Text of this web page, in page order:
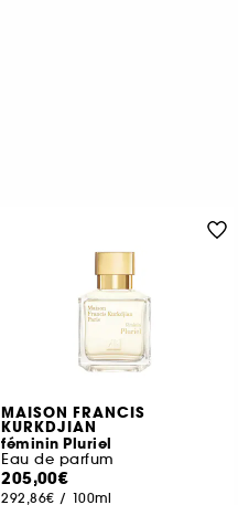
MAISON FRANCIS
KURKDJIAN
féminin Pluriel
Eau de parfum
205,00€
292,86€ / 100ml